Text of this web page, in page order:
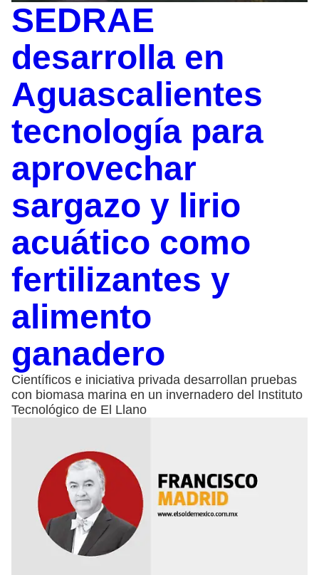
SEDRAE
desarrolla en
Aguascalientes
tecnología para
aprovechar
sargazo y lirio
acuático como
fertilizantes y
alimento
ganadero
Científicos e iniciativa privada desarrollan pruebas
con biomasa marina en un invernadero del Instituto
Tecnológico de El Llano